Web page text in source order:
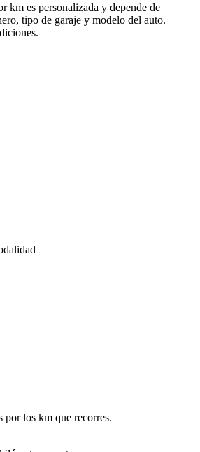
km es personalizada y depende de
tipo de garaje y modelo del auto.
por los km que recorres.